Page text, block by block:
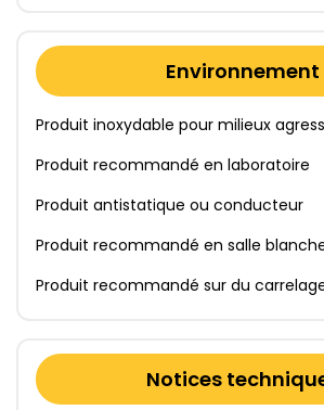
Environnement
Produit inoxydable pour milieux
Produit recommandé en laboratoire
Produit antistatique ou conducteur
Produit recommandé en salle
Produit recommandé sur du
Notices